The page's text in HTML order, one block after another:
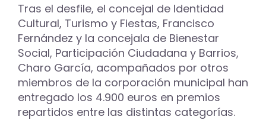
Tras el desfile, el concejal de Identidad
Cultural, Turismo y Fiestas, Francisco
Fernández y la concejala de Bienestar
Social, Participación Ciudadana y Barrios,
Charo García, acompañados por otros
miembros de la corporación municipal han
entregado los 4.900 euros en premios
repartidos entre las distintas categorías.